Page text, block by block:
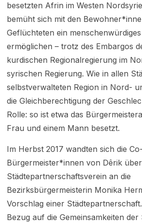
besetzten Afrin im Westen
bemüht sich mit den
Geflüchteten ein
ermöglichen – trotz des Embargos
kurdischen Regionalregierung im
syrischen Regierung. Wie in allen
selbstverwalteten Region in Nord-
die Gleichberechtigung der
Rolle: so ist etwa das
Frau und einem Mann besetzt.
Im Herbst 2017 wandten sich die Co-
Bürgermeister*innen von Dêrik
Städtepartnerschaftsverein an die
Bezirksbürgermeisterin Monika
Vorschlag einer
Bezug auf die Gemeinsamkeiten der